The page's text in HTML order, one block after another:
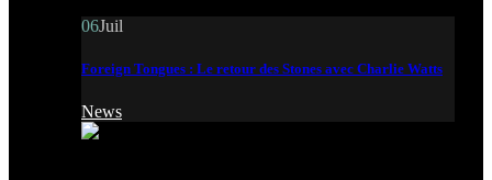
06Juil
Foreign Tongues : Le retour des Stones avec Charlie Watts
News